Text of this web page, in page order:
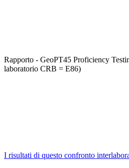
Rapporto - GeoPT45 Proficiency
laboratorio CRB = E86)
I risultati di questo confronto